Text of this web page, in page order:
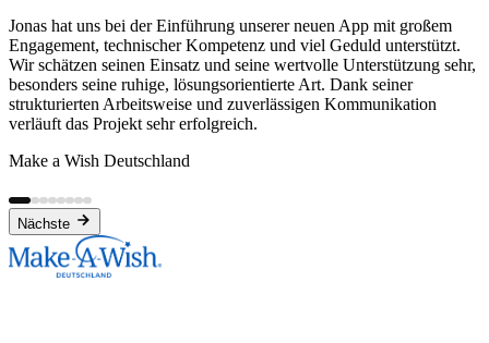
Jonas hat uns bei der Einführung unserer neuen App mit großem
Engagement, technischer Kompetenz und viel Geduld unterstützt.
Wir schätzen seinen Einsatz und seine wertvolle Unterstützung sehr,
besonders seine ruhige, lösungsorientierte Art. Dank seiner
strukturierten Arbeitsweise und zuverlässigen Kommunikation
verläuft das Projekt sehr erfolgreich.
Make a Wish Deutschland
Nächste